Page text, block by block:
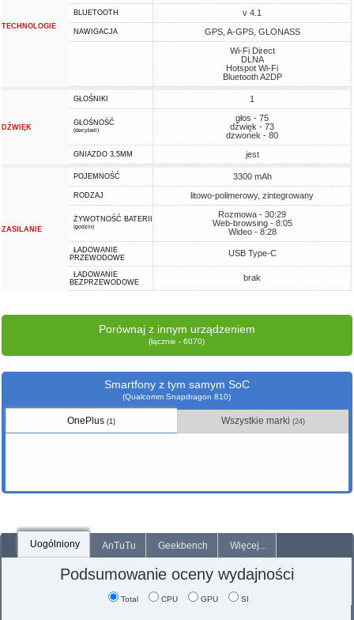
TECHNOLOGIE
BLUETOOTH v 4.1
NAWIGACJA
GPS, A-GPS, GLONASS
Wi-Fi Direct
DLNA
Hotspot Wi-Fi
Bluetooth A2DP
DŹWIĘK
GŁOŚNIKI 1
GŁOŚNOŚĆ
(decybeli)
głos - 75
dźwięk - 73
dzwonek - 80
GNIAZDO 3,5MM jest
ZASILANIE
POJEMNOŚĆ 3300 mAh
RODZAJ litowo-polimerowy, zintegrowany
ŻYWOTNOŚĆ BATERII
(godzin)
Rozmowa - 30:29
Web-browsing - 8:05
Wideo - 8:28
ŁADOWANIE
PRZEWODOWE
USB Type-C
ŁADOWANIE
BEZPRZEWODOWE
brak
Porównaj z innym urządzeniem
(łącznie - 6070)
Smartfony z tym samym SoC
(Qualcomm Snapdragon 810)
OnePlus(1) Wszystkie marki (24)
Uogólniony AnTuTu Geekbench Więcej...
Podsumowanie oceny wydajności
Total CPU GPU SI